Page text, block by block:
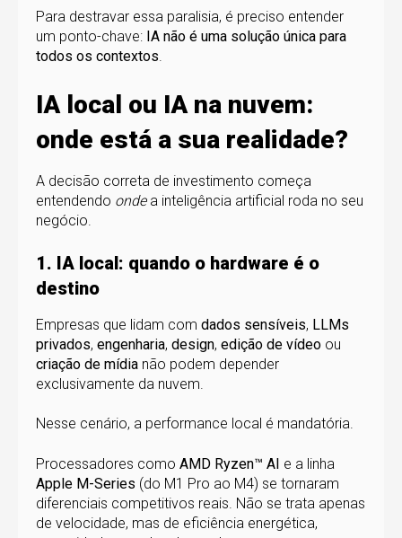
Para destravar essa paralisia, é preciso entender
um ponto-chave: IA não é uma solução única para
todos os contextos.
IA local ou IA na nuvem:
onde está a sua realidade?
A decisão correta de investimento começa
entendendo ondea inteligência artificial roda no seu
negócio.
1. IA local: quando o hardware é o
destino
Empresas que lidam com dados sensíveis, LLMs
privados, engenharia, design, edição de vídeo ou
criação de mídia não podem depender
exclusivamente da nuvem.
Nesse cenário, a performance local é mandatória.
Processadores como AMD Ryzen™ AI e a linha
Apple M-Series (do M1 Pro ao M4) se tornaram
diferenciais competitivos reais. Não se trata apenas
de velocidade, mas de eficiência energética,